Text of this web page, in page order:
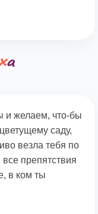
и желаем, что-бы
саду,
везла тебя по
препятствия
в ком ты